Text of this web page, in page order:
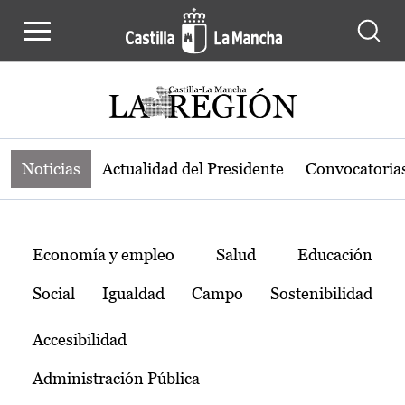
Noticias de la región de Castilla-La
Noticias Actualidad del Presidente
Temas
Economía y empleo Salud Educación
Social Igualdad Campo Sostenibilidad
Accesibilidad
Administración Pública